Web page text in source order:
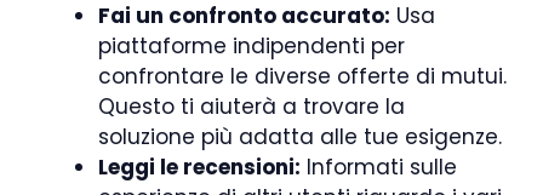
Fai un confronto accurato: Usa
piattaforme indipendenti per
confrontare le diverse offerte di mutui.
Questo ti aiuterà a trovare la
soluzione più adatta alle tue esigenze.
Leggi le recensioni: Informati sulle